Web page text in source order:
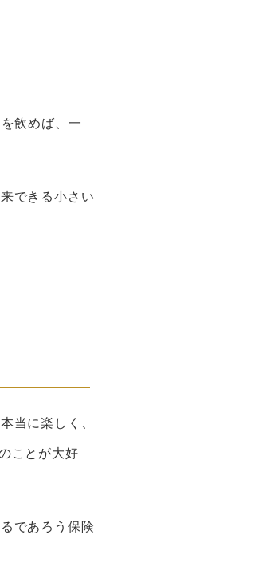
飲めば、一
できる小さい
当に楽しく、
ことが大好
であろう保険